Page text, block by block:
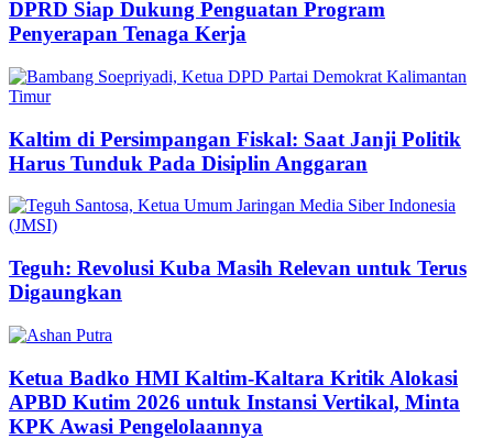
DPRD Siap Dukung Penguatan Program
Penyerapan Tenaga Kerja
Kaltim di Persimpangan Fiskal: Saat Janji Politik
Harus Tunduk Pada Disiplin Anggaran
Teguh: Revolusi Kuba Masih Relevan untuk Terus
Digaungkan
Ketua Badko HMI Kaltim-Kaltara Kritik Alokasi
APBD Kutim 2026 untuk Instansi Vertikal, Minta
KPK Awasi Pengelolaannya